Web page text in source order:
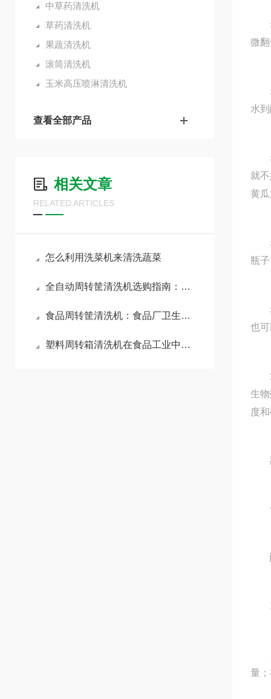
中草药清洗机
草药清洗机
果蔬清洗机
滚筒清洗机
玉米高压喷淋清洗机
查看全部产品
相关文章
RELATED ARTICLES
怎么利用洗菜机来清洗蔬菜
全自动周转筐清洗机选购指南：核心参数与避坑要点全解析
食品周转筐清洗机：食品厂卫生清洗解决方案
塑料周转箱清洗机在食品工业中的重要性
步
微
步
水
步
就
黄
步
瓶
步
也
清
生
度
蔬
气
1.
量